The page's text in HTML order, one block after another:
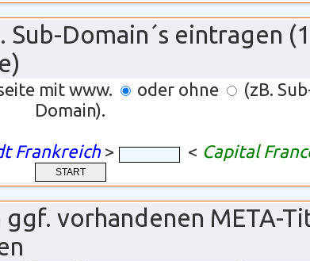
Domain´s eintragen (1
mit www. oder ohne
(zB.
Domain).
Frankreich> < Capital
vorhandenen META-